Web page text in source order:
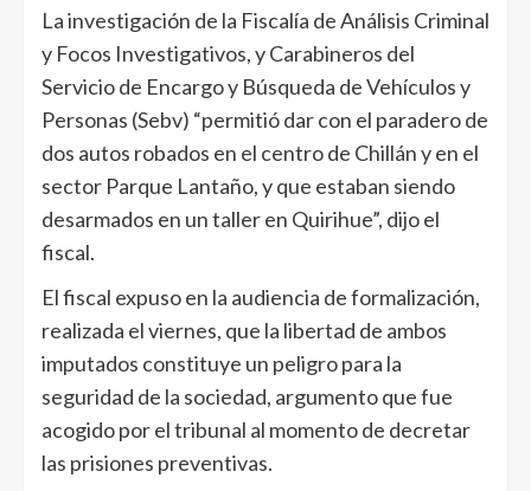
La investigación de la Fiscalía de Análisis Criminal
y Focos Investigativos, y Carabineros del
Servicio de Encargo y Búsqueda de Vehículos y
Personas (Sebv) “permitió dar con el paradero de
dos autos robados en el centro de Chillán y en el
sector Parque Lantaño, y que estaban siendo
desarmados en un taller en Quirihue”, dijo el
fiscal.
El fiscal expuso en la audiencia de formalización,
realizada el viernes, que la libertad de ambos
imputados constituye un peligro para la
seguridad de la sociedad, argumento que fue
acogido por el tribunal al momento de decretar
las prisiones preventivas.